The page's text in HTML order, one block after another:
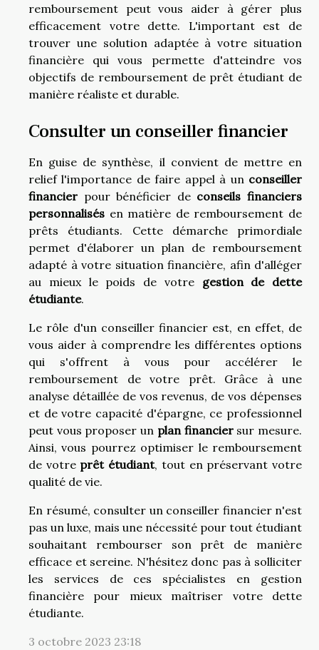
remboursement peut vous aider à gérer plus
efficacement votre dette. L'important est de
trouver une solution adaptée à votre situation
financière qui vous permette d'atteindre vos
objectifs de remboursement de prêt étudiant de
manière réaliste et durable.
Consulter un conseiller financier
En guise de synthèse, il convient de mettre en
relief l'importance de faire appel à un conseiller
financier pour bénéficier de conseils financiers
personnalisés en matière de remboursement de
prêts étudiants. Cette démarche primordiale
permet d'élaborer un plan de remboursement
adapté à votre situation financière, afin d'alléger
au mieux le poids de votre gestion de dette
étudiante.
Le rôle d'un conseiller financier est, en effet, de
vous aider à comprendre les différentes options
qui s'offrent à vous pour accélérer le
remboursement de votre prêt. Grâce à une
analyse détaillée de vos revenus, de vos dépenses
et de votre capacité d'épargne, ce professionnel
peut vous proposer un plan financiersur mesure.
Ainsi, vous pourrez optimiser le remboursement
de votre prêt étudiant, tout en préservant votre
qualité de vie.
En résumé, consulter un conseiller financier n'est
pas un luxe, mais une nécessité pour tout étudiant
souhaitant rembourser son prêt de manière
efficace et sereine. N'hésitez donc pas à solliciter
les services de ces spécialistes en gestion
financière pour mieux maîtriser votre dette
étudiante.
3 octobre 2023 23:18